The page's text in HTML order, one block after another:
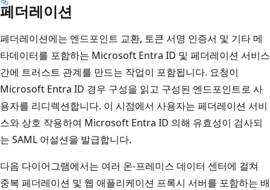
페더레이션
페더레이션에는 엔드포인트 교환, 토큰 서명 인증서 및 기타 메
타데이터를 포함하는 Microsoft Entra ID 및 페더레이션 서비스
간에 트러스트 관계를 만드는 작업이 포함됩니다. 요청이
Microsoft Entra ID 경우 구성을 읽고 구성된 엔드포인트로 사
용자를 리디렉션합니다. 이 시점에서 사용자는 페더레이션 서비
스와 상호 작용하여 Microsoft Entra ID 의해 유효성이 검사되
는 SAML 어설션을 발급합니다.
다음 다이어그램에서는 여러 온-프레미스 데이터 센터에 걸쳐
중복 페더레이션 및 웹 애플리케이션 프록시 서버를 포함하는 배